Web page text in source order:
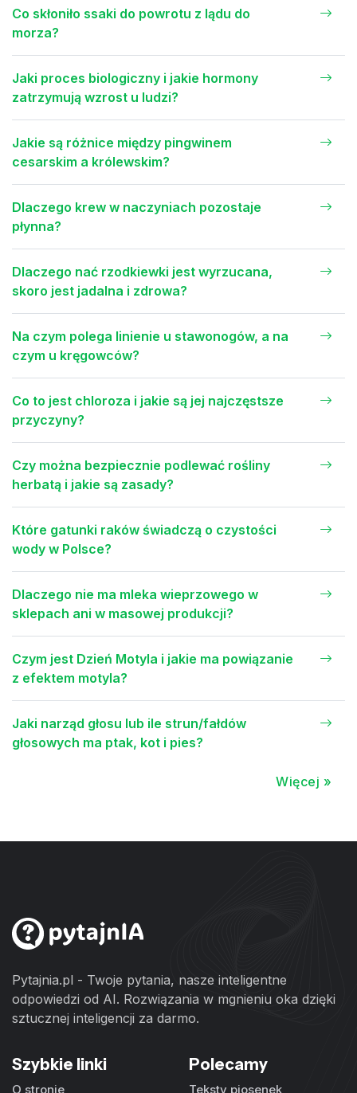
Co skłoniło ssaki do powrotu z lądu do
morza?
Jaki proces biologiczny i jakie hormony
zatrzymują wzrost u ludzi?
Jakie są różnice między pingwinem
cesarskim a królewskim?
Dlaczego krew w naczyniach pozostaje
płynna?
Dlaczego nać rzodkiewki jest wyrzucana,
skoro jest jadalna i zdrowa?
Na czym polega linienie u stawonogów, a na
czym u kręgowców?
Co to jest chloroza i jakie są jej najczęstsze
przyczyny?
Czy można bezpiecznie podlewać rośliny
herbatą i jakie są zasady?
Które gatunki raków świadczą o czystości
wody w Polsce?
Dlaczego nie ma mleka wieprzowego w
sklepach ani w masowej produkcji?
Czym jest Dzień Motyla i jakie ma powiązanie
z efektem motyla?
Jaki narząd głosu lub ile strun/fałdów
głosowych ma ptak, kot i pies?
Więcej »
Pytajnia.pl - Twoje pytania, nasze inteligentne
odpowiedzi od AI. Rozwiązania w mgnieniu oka dzięki
sztucznej inteligencji za darmo.
Szybkie linki
O stronie
Polecamy
Teksty piosenek